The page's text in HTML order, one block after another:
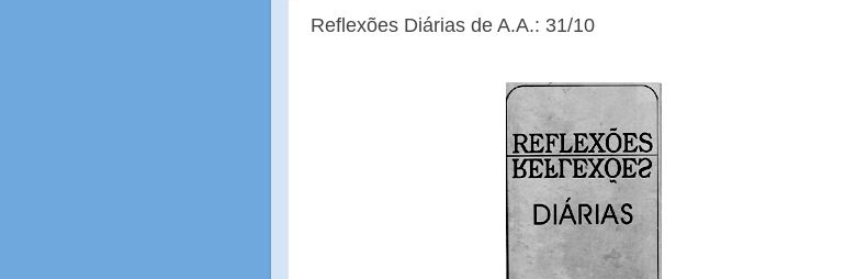
Reflexões Diárias de A.A.: 31/10